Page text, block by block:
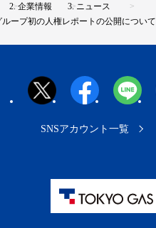
企業情報
ニュース
ープ初の人権レポートの公開について
SNSアカウント一覧